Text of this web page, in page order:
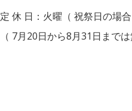
定 休 日：火曜（ 祝祭日の場
（ 7月20日から8月31日までは